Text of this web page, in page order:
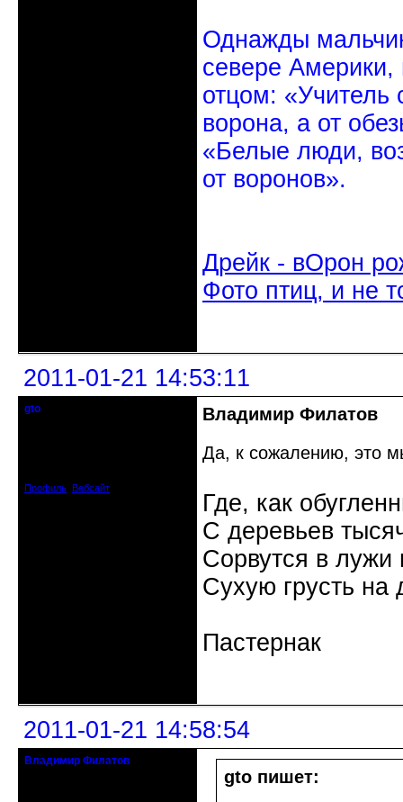
Однажды
севере
отцом: «Учитель
ворона, а от
«Белые люди,
от воронов».
Дрейк - вОрон
Фото птиц, и не
2011-01-21 14:53:11
gto
Профиль Вебсайт
Владимир Филатов
Да, к сожалению, это
Где, как
С деревьев
Сорвутся в лужи
Сухую грусть на
Пастернак
2011-01-21 14:58:54
Владимир Филатов
gto пишет: